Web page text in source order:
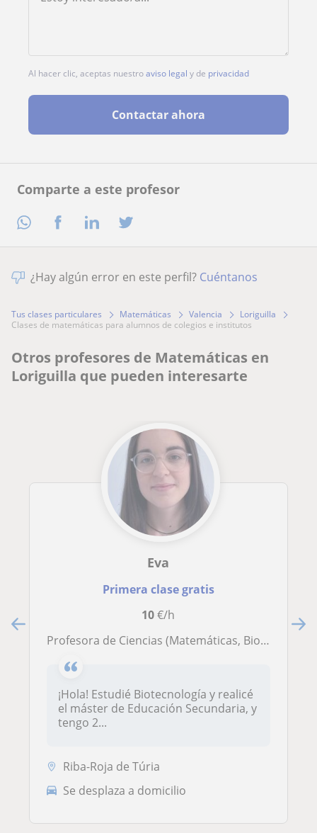
Comparte a este profesor
Al hacer clic, aceptas nuestroaviso legal y de privacidad
Contactar ahora
¿Hay algún error en este perfil? Cuéntanos
Tus clases particulares Matemáticas Valencia
Loriguilla
clases de matemáticas para alumnos de colegios e institutos
Otros profesores de Matemáticas en
Loriguilla que pueden interesarte
Eva
Primera clase gratis
10€/h
Profesora de Ciencias (Matemáticas, Biología y Geología...) y dominio del inglés con experiencia en el extranjero y dando clases
¡Hola! Estudié Biotecnología y realicé
el máster de Educación Secundaria, y
tengo 2...
Riba-Roja de Túria
Se desplaza a domicilio